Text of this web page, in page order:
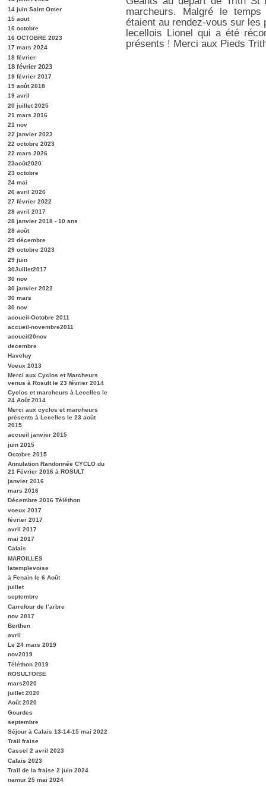
14 juin Saint Omer
15 aout
16 octobre
16 OCTOBRE 2023
17 mars 2024
18 février
18 février 2023
19 février 2017
19 août 2018
19 avril
20 juillet 2025
21 mars 2016
21 nov
22 janvier 2023
22 octobre 2023
22 mars 2026
23août2020
23 octobre
24 mai
26 avril 2026
27 février 2022
28 avril 2017
28 janvier 2018 - 10 ans
28 août
29 décembre
29 octobre 2023
29 juin
30Juillet2017
30 nov
30 janvier 2022
30 mars
30 nov
accueil-Octobre 2011
accueil-novembre2011
accueil20nov
decembre
Haveluy
Voeux 2013
Merci aux Cyclos et Marcheurs
venus à Rosult le 23 février 2014
Cyclos et marcheurs à Lecelles le
24 Août 2014
Merci aux cyclos et marcheurs
présents à Lecelles le 23 août
2015
accueil janvier 2015
juin 2015
Octobre 2015
Annulation Randonnée CYCLO du
21 Février 2016 à ROSULT
janvier 2016
mars 2016
Décembre 2016 Téléthon
voeux 2017
février 2017
avril 2017
mai 2017
Calais
MAROILLES
latemplevoise
à Fenain le 6 Août
juillet
septembre
Carrefour de l’arbre
nov 2017
Berthen
avril
Le 24 mars 2019
nov2019
Téléthon 2019
ROSULTOISE
mars2020
juillet 2020
Août 2020
Gourdes
septembre
Séjour à Calais 13-14-15 mai 2022
Trail fraise
Cassel 2 avril 2023
Calais 2023
Trail de la fraise 2 juin 2024
namur 25 mai 2024
marcheurs. Malgré le
étaient au rendez-vous sur les
lecellois Lionel qui a été
présents ! Merci aux Pieds